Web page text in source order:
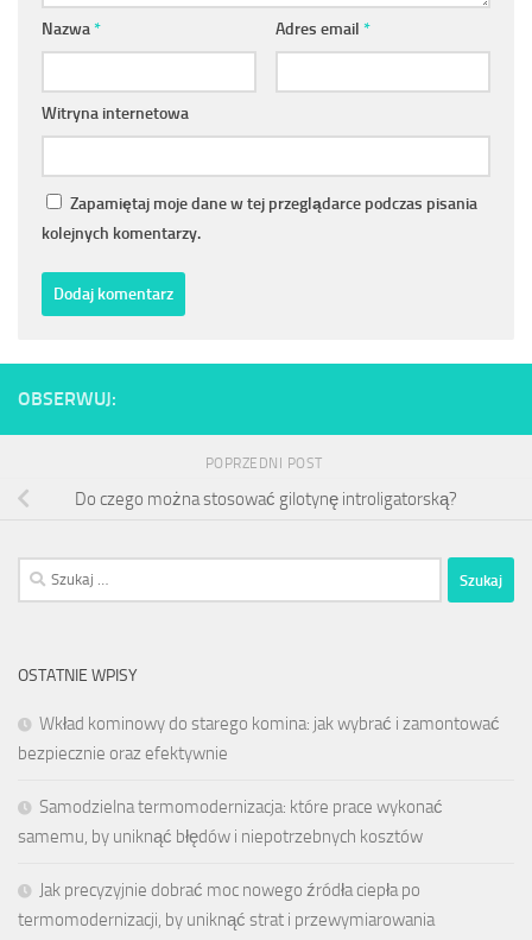
Nazwa* Adres email *
Witryna internetowa
Zapamiętaj moje dane w tej przeglądarce podczas pisania
kolejnych komentarzy.
OBSERWUJ:
POPRZEDNI POST
Do czego można stosować gilotynę introligatorską?
Szukaj:
OSTATNIE WPISY
Wkład kominowy do starego komina: jak wybrać i zamontować
bezpiecznie oraz efektywnie
Samodzielna termomodernizacja: które prace wykonać
samemu, by uniknąć błędów i niepotrzebnych kosztów
Jak precyzyjnie dobrać moc nowego źródła ciepła po
termomodernizacji, by uniknąć strat i przewymiarowania